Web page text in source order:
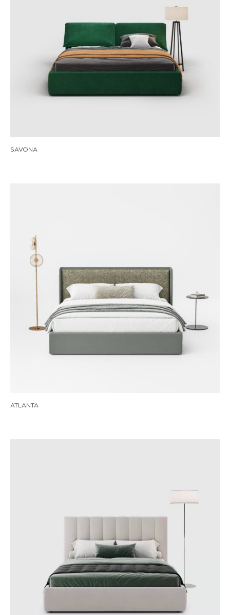
SAVONA
ATLANTA